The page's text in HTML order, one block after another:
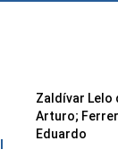
Zaldívar Lelo
Arturo;
Eduardo